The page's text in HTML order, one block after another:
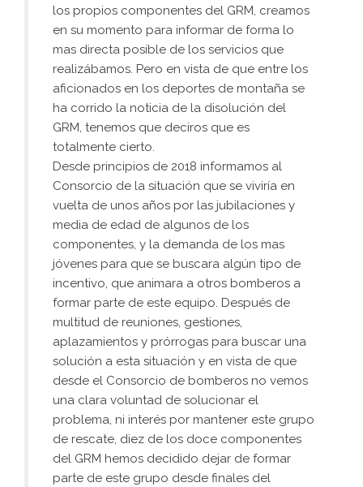
los propios componentes del GRM, creamos
en su momento para informar de forma lo
mas directa posible de los servicios que
realizábamos. Pero en vista de que entre los
aficionados en los deportes de montaña se
ha corrido la noticia de la disolución del
GRM, tenemos que deciros que es
totalmente cierto.
Desde principios de 2018 informamos al
Consorcio de la situación que se viviría en
vuelta de unos años por las jubilaciones y
media de edad de algunos de los
componentes, y la demanda de los mas
jóvenes para que se buscara algún tipo de
incentivo, que animara a otros bomberos a
formar parte de este equipo. Después de
multitud de reuniones, gestiones,
aplazamientos y prórrogas para buscar una
solución a esta situación y en vista de que
desde el Consorcio de bomberos no vemos
una clara voluntad de solucionar el
problema, ni interés por mantener este grupo
de rescate, diez de los doce componentes
del GRM hemos decidido dejar de formar
parte de este grupo desde finales del